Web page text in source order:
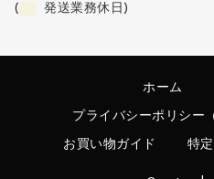
( 発送業務休日)
ホーム
プライバシーポリシー
お買い物ガイド 特